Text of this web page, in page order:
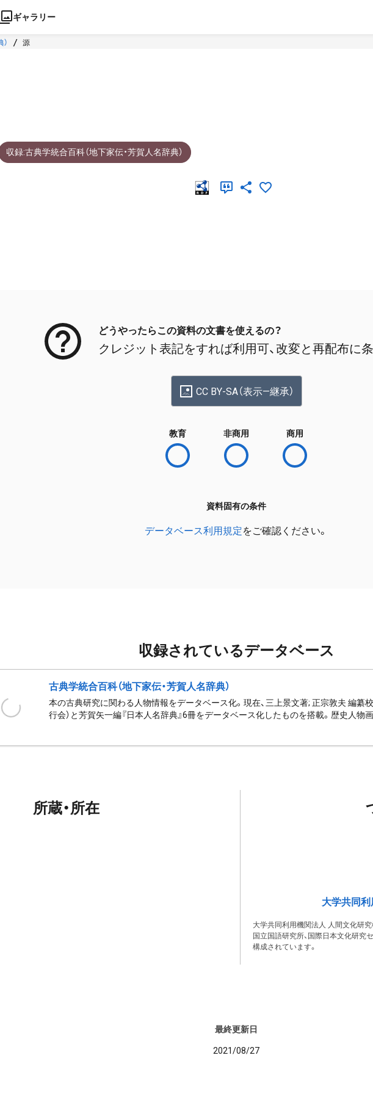
ギャラリー
源
収録:古典学統合百科（地下家伝・芳賀人名辞典）
どうやったらこの資料の文書を使えるの？
クレジット表記をすれば利用可、改変と再配布に
CC BY-SA（表示—継承）
教育 非商用 商用
資料固有の条件
データベース利用規定をご確認ください。
収録されているデータベース
古典学統合百科（地下家伝・芳賀人名辞典）
本の古典研究に関わる人物情報をデータベース化。現在、三上景文著; 正宗敦夫 編纂校
行会）と芳賀矢一編『日本人名辞典』6冊をデータベース化したものを搭載。歴史人物
所蔵・所在
大学共同
大学共同利用機関法人 人間文化研究
国立国語研究所、国際日本文化研究
構成されています。
最終更新日
2021/08/27